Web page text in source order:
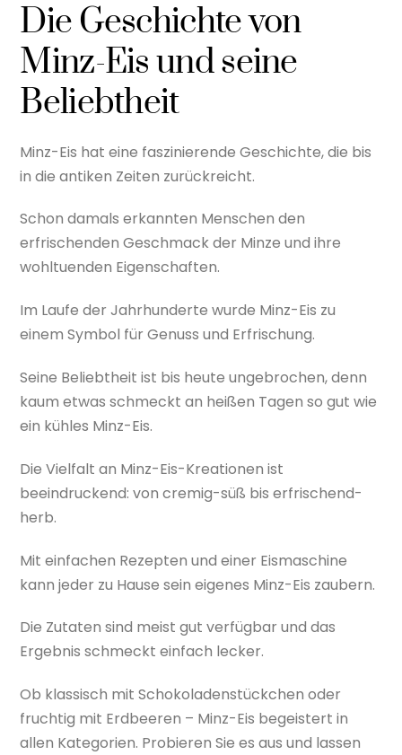
Die Geschichte von
Minz-Eis und seine
Beliebtheit
Minz-Eis hat eine faszinierende Geschichte, die bis
in die antiken Zeiten zurückreicht.
Schon damals erkannten Menschen den
erfrischenden Geschmack der Minze und ihre
wohltuenden Eigenschaften.
Im Laufe der Jahrhunderte wurde Minz-Eis zu
einem Symbol für Genuss und Erfrischung.
Seine Beliebtheit ist bis heute ungebrochen, denn
kaum etwas schmeckt an heißen Tagen so gut wie
ein kühles Minz-Eis.
Die Vielfalt an Minz-Eis-Kreationen ist
beeindruckend: von cremig-süß bis erfrischend-
herb.
Mit einfachen Rezepten und einer Eismaschine
kann jeder zu Hause sein eigenes Minz-Eis zaubern.
Die Zutaten sind meist gut verfügbar und das
Ergebnis schmeckt einfach lecker.
Ob klassisch mit Schokoladenstückchen oder
fruchtig mit Erdbeeren – Minz-Eis begeistert in
allen Kategorien. Probieren Sie es aus und lassen